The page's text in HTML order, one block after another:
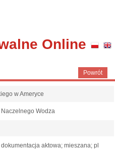
Online
Powrót
w Ameryce
Wodza
aktowa; mieszana; pl